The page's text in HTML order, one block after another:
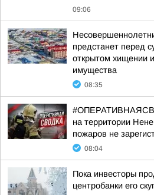
09:06
предстанет перед
открытом хищении
имущества
08:35
на территории
пожаров не
08:04
Пока инвесторы
центробанки его